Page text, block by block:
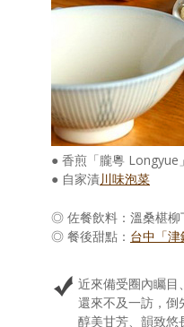
● 香煎「朧粵 Longyue
● 自家漬川味泡菜
◎ 佐餐飲料：溫桑椹柳
◎ 餐後甜點： 台中「
近來備受圈內矚目
還來不及一訪，倒
醇美甘芳、韻致悠